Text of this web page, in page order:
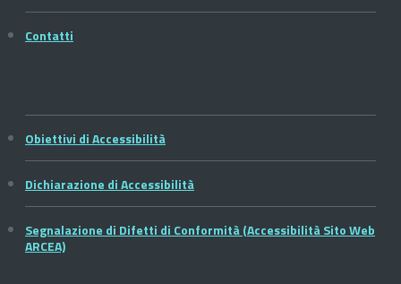
Contatti
Obiettivi di Accessibilità
Dichiarazione di Accessibilità
Segnalazione di Difetti di Conformità (Accessibilità Sito Web
ARCEA)